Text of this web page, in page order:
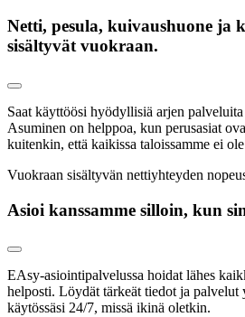
Netti, pesula, kuivaushuone ja
sisältyvät vuokraan.
Saat käyttöösi hyödyllisiä arjen
Asuminen on helppoa, kun perusasiat
kuitenkin, että kaikissa taloissamme ei
Vuokraan sisältyvän nettiyhteyden
Asioi kanssamme silloin, kun
EAsy-asiointipalvelussa hoidat lähes
helposti. Löydät tärkeät tiedot ja palvelut
käytössäsi 24/7, missä ikinä oletkin.